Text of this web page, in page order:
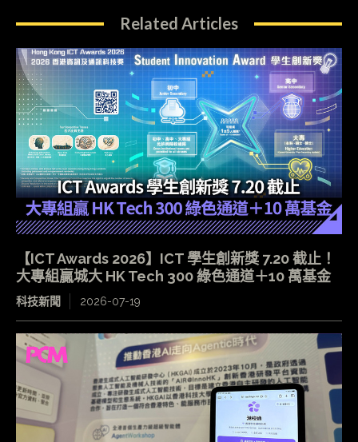
Related Articles
【ICT Awards 2026】ICT 學生創新獎 7.20 截止！
大專組贏城大 HK Tech 300 綠色通道＋10 萬基金
科技新聞 2026-07-19